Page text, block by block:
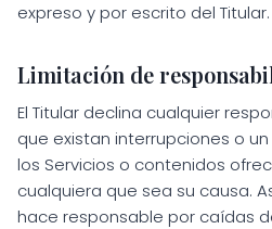
expreso y por escrito del Titular.
Limitación de
El Titular declina cualquier
que existan interrupciones o
los Servicios o contenidos
cualquiera que sea su causa.
hace responsable por caídas